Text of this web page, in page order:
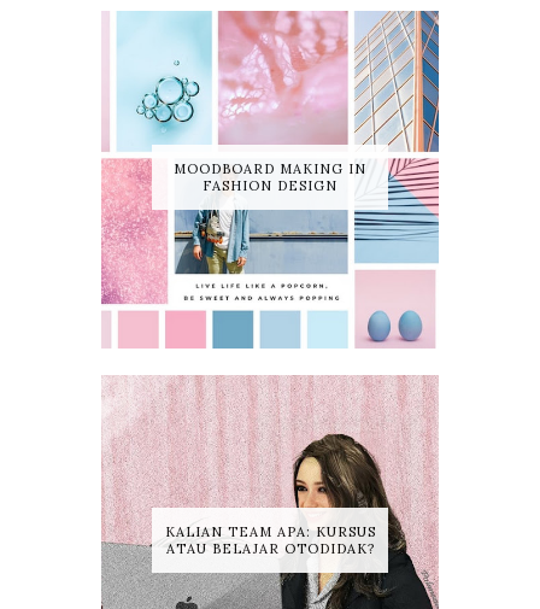
MOODBOARD MAKING IN
FASHION DESIGN
KALIAN TEAM APA: KURSUS
ATAU BELAJAR OTODIDAK?